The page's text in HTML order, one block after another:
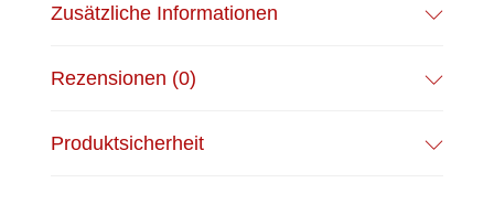
Zusätzliche Informationen
Rezensionen (0)
Produktsicherheit